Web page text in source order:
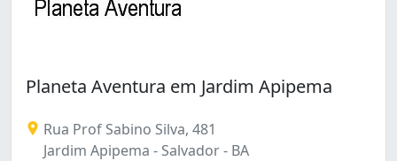
Planeta Aventura em Jardim Apipema
Rua Prof Sabino Silva, 481
Jardim Apipema - Salvador - BA